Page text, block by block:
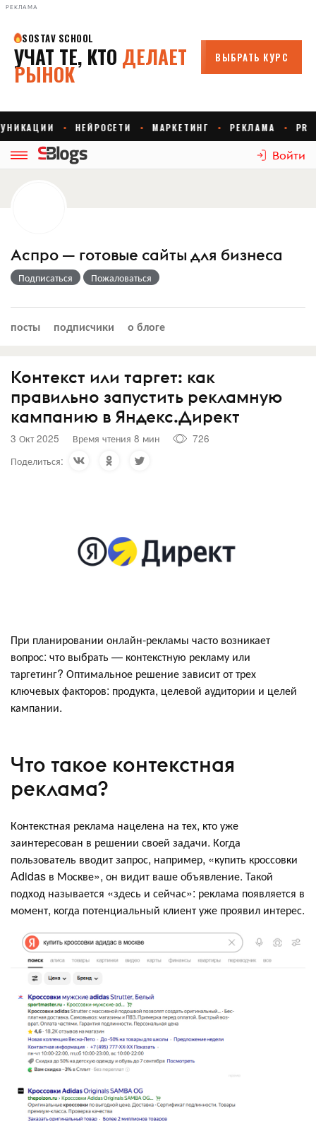
РЕКЛАМА
Войти
Аспро — готовые сайты для бизнеса
Подписаться Пожаловаться
посты подписчики о блоге
Контекст или таргет: как
правильно запустить рекламную
кампанию в Яндекс.Директ
3 Окт 2025 Время чтения 8 мин
726
Поделиться:
При планировании онлайн-рекламы часто возникает
вопрос: что выбрать — контекстную рекламу или
таргетинг? Оптимальное решение зависит от трех
ключевых факторов: продукта, целевой аудитории и целей
кампании.
Что такое контекстная
реклама?
Контекстная реклама нацелена на тех, кто уже
заинтересован в решении своей задачи. Когда
пользователь вводит запрос, например, «купить кроссовки
Adidas в Москве», он видит ваше объявление. Такой
подход называется «здесь и сейчас»: реклама появляется в
момент, когда потенциальный клиент уже проявил интерес.